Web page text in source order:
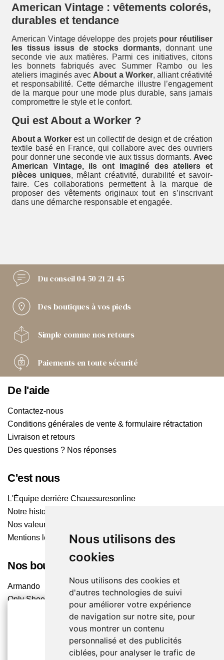
Nous utilisons des
cookies
Nous utilisons des cookies et
d'autres technologies de suivi
pour améliorer votre expérience
de navigation sur notre site, pour
vous montrer un contenu
personnalisé et des publicités
ciblées, pour analyser le trafic de
2€ OFFERTS
EN CRÉANT UN COMPTE
American Vintage : vêtements colorés,
durables et tendance
American Vintage développe des projets pour réutiliser
les tissus issus de stocks dormants, donnant une
seconde vie aux matières. Parmi ces initiatives, citons
les bonnets fabriqués avec Summer Rambo ou les
ateliers imaginés avec About a Worker, alliant créativité
et responsabilité. Cette démarche illustre l’engagement
de la marque pour une mode plus durable, sans jamais
compromettre le style et le confort.
Qui est About a Worker ?
About a Workerest un collectif de design et de création
textile basé en France, qui collabore avec des ouvriers
pour donner une seconde vie aux tissus dormants. Avec
American Vintage, ils ont imaginé des ateliers et
pièces uniques, mêlant créativité, durabilité et savoir-
faire. Ces collaborations permettent à la marque de
proposer des vêtements originaux tout en s’inscrivant
dans une démarche responsable et engagée.
Du conseil04 50 21 21 45
Des boutiques à vos pieds
Simple comme nos retours
Paiements en toute sécurité
De l'aide
Contactez-nous
Conditions générales de vente & formulaire rétractation
Livraison et retours
Des questions ? Nos réponses
C'est nous
L'Équipe derrière Chaussuresonline
Notre histoire
Nos valeurs
Mentions légales
Nos boutiques
Armando
Only Shoes
Trouvez le magasin le plus proche